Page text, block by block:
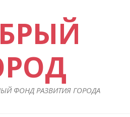
ФОНД РАЗВИТИЯ ГОРОДА